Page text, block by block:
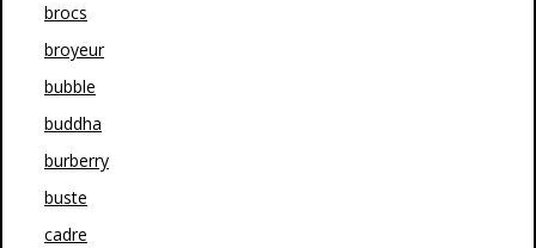
brocs
broyeur
bubble
buddha
burberry
buste
cadre